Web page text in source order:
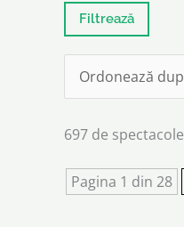
697 de spectacole
Pagina 1 din 28